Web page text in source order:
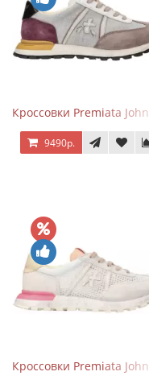
Кроссовки Premiata
9490р.
Кроссовки Premiata John